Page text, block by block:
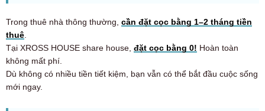
Trong thuê nhà thông thường, cần đặt cọc bằng 1–2 tháng tiền
thuê
Tại XROSS HOUSE share house, đặt cọc bằng 0! Hoàn toàn
không mất phí.
Dù không có nhiều tiền tiết kiệm, bạn vẫn có thể bắt đầu cuộc sống
mới ngay.